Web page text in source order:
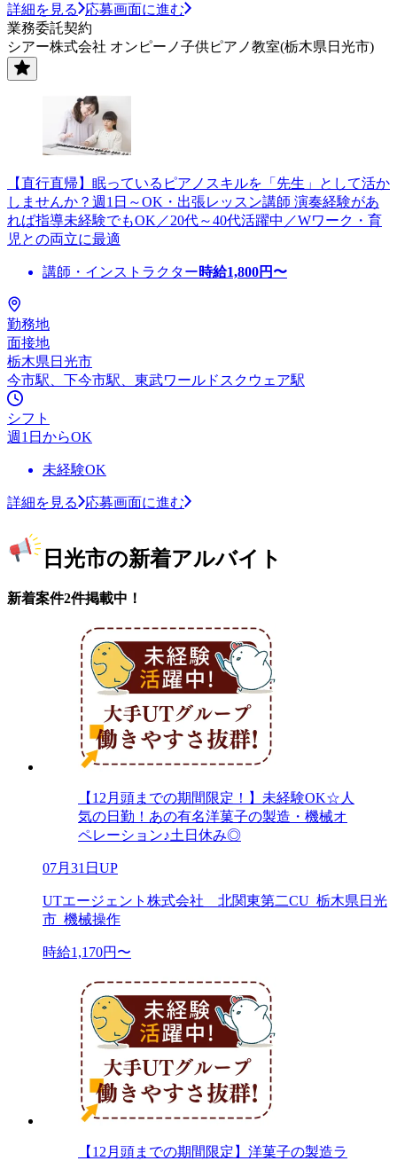
詳細を見る
応募画面に進む
業務委託契約
シアー株式会社 オンピーノ子供ピアノ教室(栃木県日光市)
【直行直帰】眠っているピアノスキルを「先生」として活か
しませんか？週1日～OK・出張レッスン講師 演奏経験があ
れば指導未経験でもOK／20代～40代活躍中／Wワーク・育
児との両立に最適
講師・インストラクター時給1,800円〜
勤務地
面接地
栃木県日光市
今市駅、下今市駅、東武ワールドスクウェア駅
シフト
週1日からOK
未経験OK
詳細を見る 応募画面に進む
日光市の新着アルバイト
新着案件2件掲載中！
【12月頭までの期間限定！】未経験OK☆人
気の日勤！あの有名洋菓子の製造・機械オ
ペレーション♪土日休み◎
07月31日UP
UTエージェント株式会社 北関東第二CU_栃木県日光
市_機械操作
時給1,170円〜
【12月頭までの期間限定】洋菓子の製造ラ